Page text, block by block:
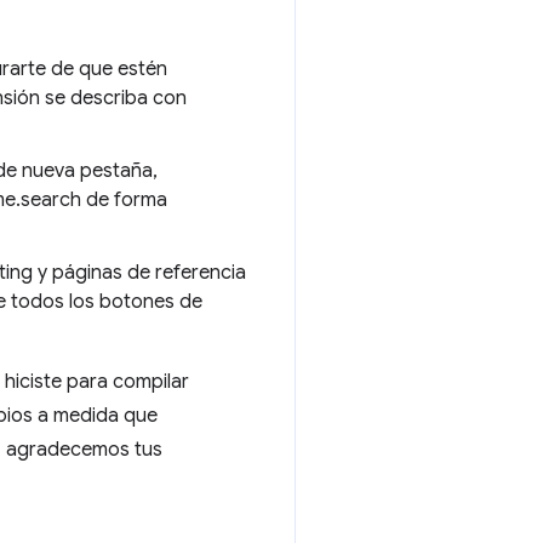
de que estén
se describa con
nueva pestaña,
de forma
y páginas de referencia
todos los botones de
para compilar
a medida que
agradecemos tus